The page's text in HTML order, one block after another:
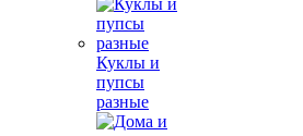
Куклы и
пупсы
разные